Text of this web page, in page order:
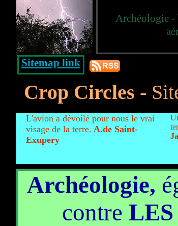
Archéologie -
Sitemap link
Crop Circles -
L'avion a dévoilé pour nous le vrai
visage de la terre. A.de Saint-
Exupery
Archéologie,
contre